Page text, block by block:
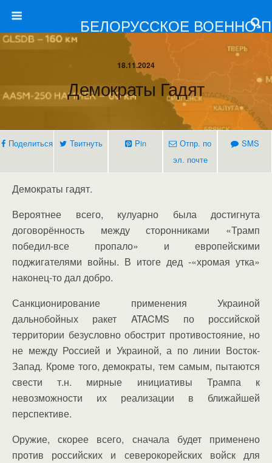
БЕЛОРУССКОЕ ВОЕННО-
18.11.2024
Демократы Гадят
Поделиться Твитнуть Pin
Отпр. по
эл. почте
SMS
Демократы гадят.
Вероятнее всего, кулуарно была достигнута
договорённость между сторонниками «Трамп
победил-все пропало» и европейскими
поджигателями войны. В итоге дед -«хромая утка»
наконец-то дал добро.
Санкционирование применения Украиной
дальнобойных ракет ATACMS по российской
территории безусловно обострит противостояние, но
не между Россией и Украиной, а по линии Восток-
Запад. Кроме того, демократы, тем самым, пытаются
свести т.н. мирные инициативы Трампа к
невозможности их реализации в ближайшей
перспективе.
Оружие, скорее всего, сначала будет применено
против российских и северокорейских войск для